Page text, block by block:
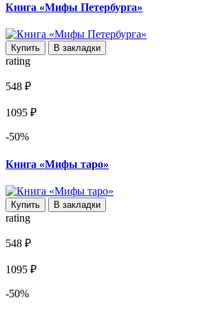
Книга «Мифы Петербурга»
Купить В закладки
rating
548 ₽
1095 ₽
-50%
Книга «Мифы таро»
Купить В закладки
rating
548 ₽
1095 ₽
-50%